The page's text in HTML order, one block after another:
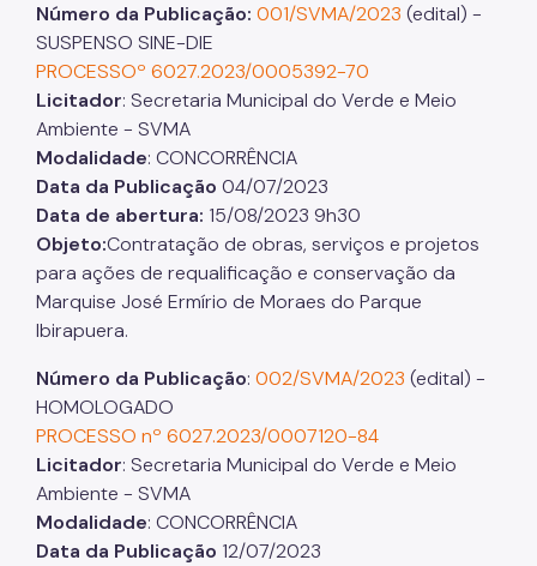
Número da Publicação: 001/SVMA/2023 (edital) -
SUSPENSO SINE-DIE
PROCESSOº 6027.2023/0005392-70
Licitador: Secretaria Municipal do Verde e Meio
Ambiente - SVMA
Modalidade: CONCORRÊNCIA
Data da Publicação 04/07/2023
Data de abertura: 15/08/2023 9h30
Objeto:Contratação de obras, serviços e projetos
para ações de requalificação e conservação da
Marquise José Ermírio de Moraes do Parque
Ibirapuera.
Número da Publicação: 002/SVMA/2023 (edital) -
HOMOLOGADO
PROCESSO nº 6027.2023/0007120-84
Licitador: Secretaria Municipal do Verde e Meio
Ambiente - SVMA
Modalidade: CONCORRÊNCIA
Data da Publicação 12/07/2023